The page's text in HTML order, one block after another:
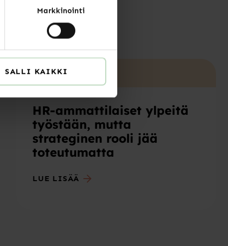
Markkinointi
SALLI KAIKKI
Uutiset
HR-ammattilaiset ylpeitä
työstään, mutta
strateginen rooli jää
toteutumatta
LUE LISÄÄ